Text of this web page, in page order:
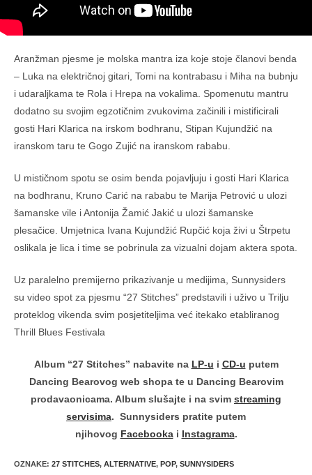
Aranžman pjesme je molska mantra iza koje stoje članovi benda
– Luka na električnoj gitari, Tomi na kontrabasu i Miha na bubnju
i udaraljkama te Rola i Hrepa na vokalima. Spomenutu mantru
dodatno su svojim egzotičnim zvukovima začinili i mistificirali
gosti Hari Klarica na irskom bodhranu, Stipan Kujundžić na
iranskom taru te Gogo Zujić na iranskom rababu.
U mističnom spotu se osim benda pojavljuju i gosti Hari Klarica
na bodhranu, Kruno Carić na rababu te Marija Petrović u ulozi
šamanske vile i Antonija Žamić Jakić u ulozi šamanske
plesačice. Umjetnica Ivana Kujundžić Rupčić koja živi u Štrpetu
oslikala je lica i time se pobrinula za vizualni dojam aktera spota.
Uz paralelno premijerno prikazivanje u medijima, Sunnysiders
su video spot za pjesmu “27 Stitches” predstavili i uživo u Trilju
proteklog vikenda svim posjetiteljima već itekako etabliranog
Thrill Blues Festivala
Album “27 Stitches” nabavite na LP-u i CD-u putem
Dancing Bearovog web shopa te u Dancing Bearovim
prodavaonicama. Album slušajte i na svim streaming
servisima. Sunnysiders pratite putem
njihovog Facebookai Instagrama.
OZNAKE: 27 STITCHES, ALTERNATIVE, POP, SUNNYSIDERS